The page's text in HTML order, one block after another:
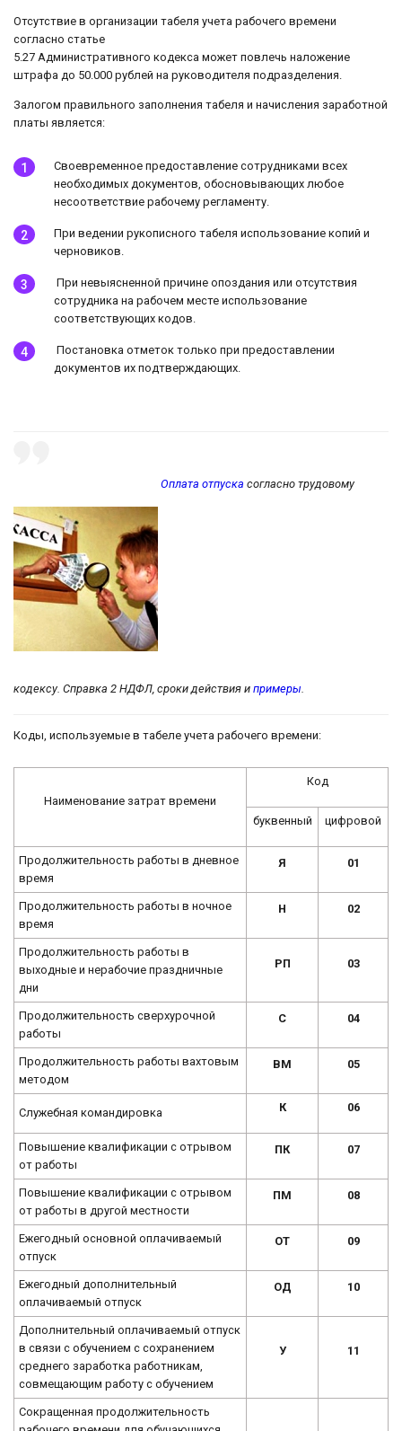
Отсутствие в организации табеля учета рабочего времени
согласно статье
5.27 Административного кодекса может повлечь наложение
штрафа до 50.000 рублей на руководителя подразделения.
Залогом правильного заполнения табеля и начисления заработной
платы является:
Своевременное предоставление сотрудниками всех
необходимых документов, обосновывающих любое
несоответствие рабочему регламенту.
При ведении рукописного табеля использование копий и
черновиков.
При невыясненной причине опоздания или отсутствия
сотрудника на рабочем месте использование
соответствующих кодов.
Постановка отметок только при предоставлении
документов их подтверждающих.
Оплата отпуска согласно трудовому
кодексу. Справка 2 НДФЛ, сроки действия и примеры.
Коды, используемые в табеле учета рабочего времени:
Наименование затрат времени
Код
буквенный цифровой
Продолжительность работы в дневное
время
Я 01
Продолжительность работы в ночное
время
Н 02
Продолжительность работы в
выходные и нерабочие праздничные
дни
РП 03
Продолжительность сверхурочной
работы
С 04
Продолжительность работы вахтовым
методом
ВМ 05
Служебная командировка К 06
Повышение квалификации с отрывом
от работы
ПК 07
Повышение квалификации с отрывом
от работы в другой местности
ПМ 08
Ежегодный основной оплачиваемый
отпуск
ОТ 09
Ежегодный дополнительный
оплачиваемый отпуск
ОД 10
Дополнительный оплачиваемый отпуск
в связи с обучением с сохранением
среднего заработка работникам,
совмещающим работу с обучением
У 11
Сокращенная продолжительность